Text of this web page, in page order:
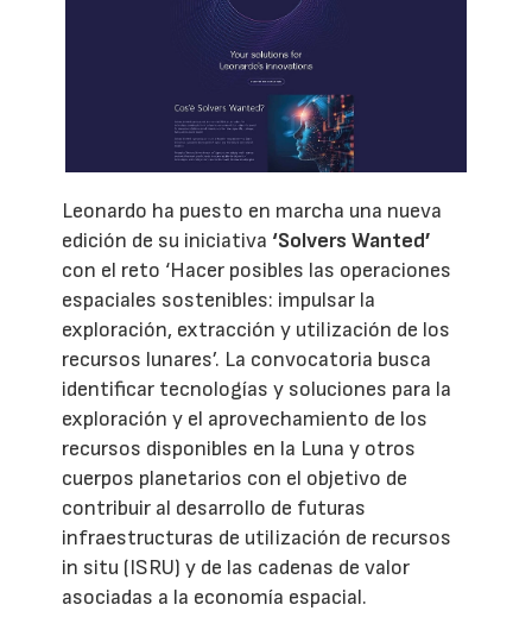
Leonardo ha puesto en marcha una nueva
edición de su iniciativa ‘Solvers Wanted’
con el reto ‘Hacer posibles las operaciones
espaciales sostenibles: impulsar la
exploración, extracción y utilización de los
recursos lunares’. La convocatoria busca
identificar tecnologías y soluciones para la
exploración y el aprovechamiento de los
recursos disponibles en la Luna y otros
cuerpos planetarios con el objetivo de
contribuir al desarrollo de futuras
infraestructuras de utilización de recursos
in situ (ISRU) y de las cadenas de valor
asociadas a la economía espacial.